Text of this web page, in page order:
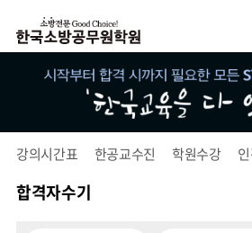
강의시간표 한공교수진 학원수강
합격자수기